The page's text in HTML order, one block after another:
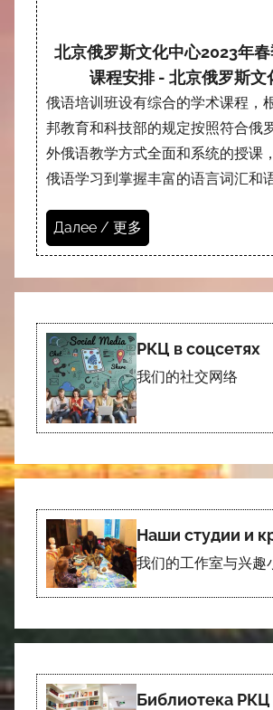
北京俄罗斯文化中心2023年春
课程安排 - 北京俄罗斯文
俄语培训班设有综合的学术课程，
邦教育和科技部的规定按照符合俄
外俄语教学方式全面和系统的授课
俄语学习到掌握丰富的语言词汇和
Далее / 更多
РКЦ в соцсетях
我们的社交网络
Наши студии и
我们的工作室与兴趣
Библиотека РКЦ